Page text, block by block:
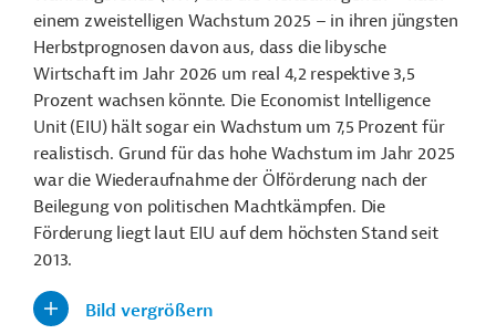
einem zweistelligen Wachstum 2025 – in ihren jüngsten
Herbstprognosen davon aus, dass die libysche
Wirtschaft im Jahr 2026 um real 4,2 respektive 3,5
Prozent wachsen könnte. Die Economist Intelligence
Unit (EIU) hält sogar ein Wachstum um 7,5 Prozent für
realistisch. Grund für das hohe Wachstum im Jahr 2025
war die Wiederaufnahme der Ölförderung nach der
Beilegung von politischen Machtkämpfen. Die
Förderung liegt laut EIU auf dem höchsten Stand seit
2013.
Bild vergrößern